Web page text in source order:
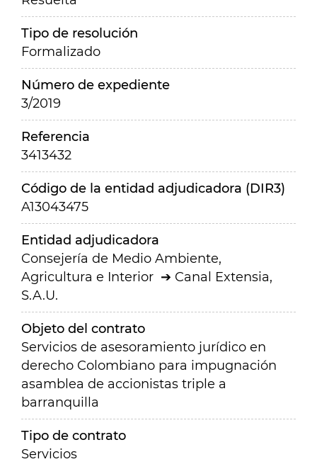
Tipo de resolución
Formalizado
Número de expediente
3/2019
Referencia
3413432
Código de la entidad adjudicadora (DIR3)
A13043475
Entidad adjudicadora
Consejería de Medio Ambiente,
Agricultura e Interior
Canal Extensia,
S.A.U.
Objeto del contrato
Servicios de asesoramiento jurídico en
derecho Colombiano para impugnación
asamblea de accionistas triple a
barranquilla
Tipo de contrato
Servicios